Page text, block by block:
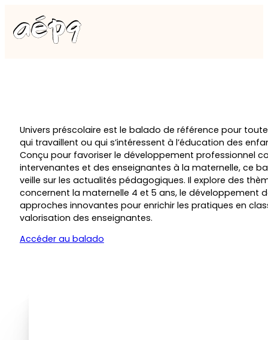
Univers préscolaire est le balado de référence pour
qui travaillent ou qui s’intéressent à l’éducation des
Conçu pour favoriser le développement professionnel
intervenantes et des enseignantes à la maternelle, ce
veille sur les actualités pédagogiques. Il explore des
concernent la maternelle 4 et 5 ans, le développement
approches innovantes pour enrichir les pratiques en
valorisation des enseignantes.
Accéder au balado